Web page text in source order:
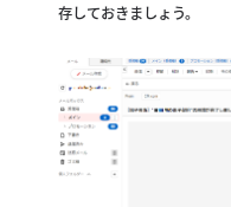
存しておきましょう。